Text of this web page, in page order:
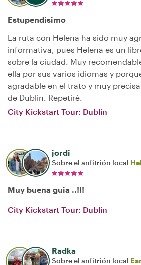
Estupendisimo
La ruta con Helena ha sido muy
informativa, pues Helena es un
sobre la ciudad. Muy
ella por sus varios idiomas y
agradable en el trato y muy
de Dublin. Repetiré.
City Kickstart Tour: Dublin
jordi
Sobre el anfitrión local
Muy buena guia ..!!!
City Kickstart Tour: Dublin
Radka
Sobre el anfitrión local